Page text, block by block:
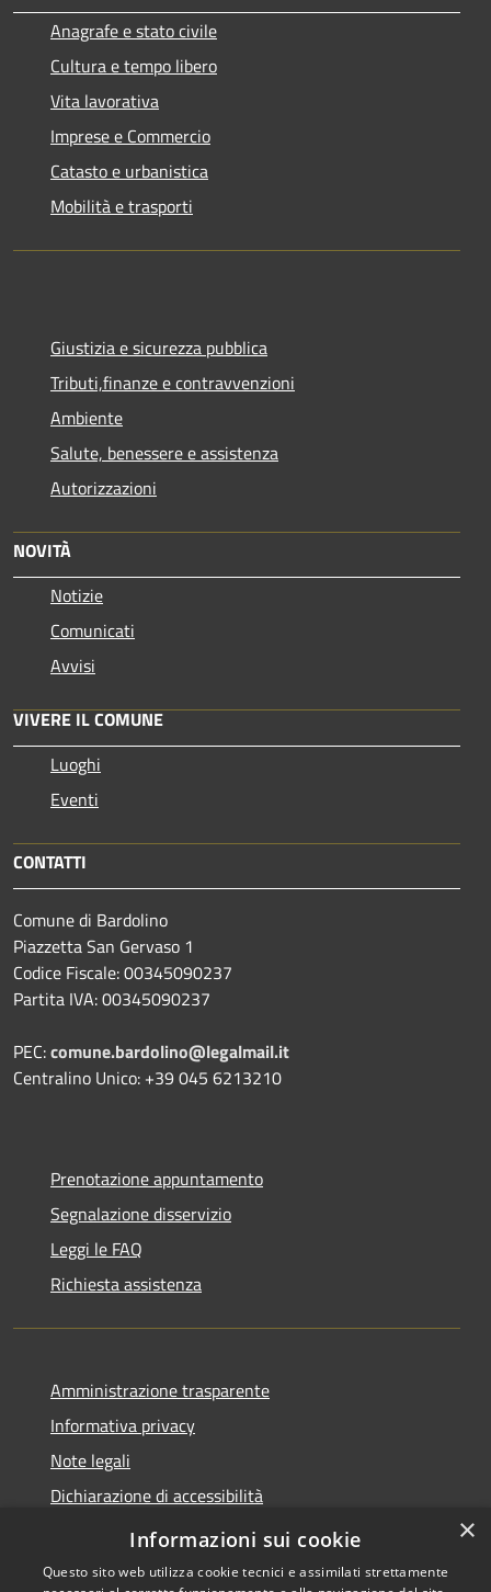
Anagrafe e stato civile
Cultura e tempo libero
Vita lavorativa
Imprese e Commercio
Catasto e urbanistica
Mobilità e trasporti
Giustizia e sicurezza pubblica
Tributi,finanze e contravvenzioni
Ambiente
Salute, benessere e assistenza
Autorizzazioni
NOVITÀ
Notizie
Comunicati
Avvisi
VIVERE IL COMUNE
Luoghi
Eventi
CONTATTI
Comune di Bardolino
Piazzetta San Gervaso 1
Codice Fiscale: 00345090237
Partita IVA: 00345090237
PEC:comune.bardolino@legalmail.it
Centralino Unico: +39 045 6213210
Prenotazione appuntamento
Segnalazione disservizio
Leggi le FAQ
Richiesta assistenza
Amministrazione trasparente
Informativa privacy
Note legali
Dichiarazione di accessibilità
Link app municipium
×
Informazioni sui cookie
Questo sito web utilizza cookie tecnici e assimilati strettamente